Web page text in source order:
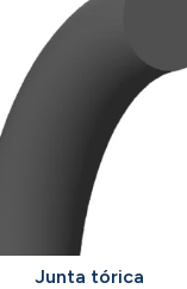
Junta tórica